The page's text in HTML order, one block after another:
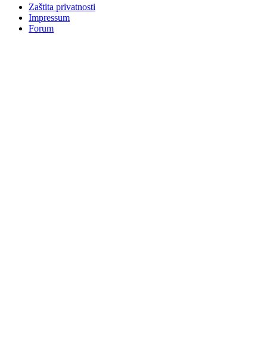
Zaštita privatnosti
Impressum
Forum